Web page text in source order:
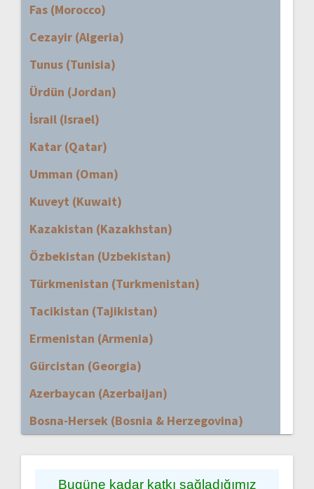
Fas (Morocco)
Cezayir (Algeria)
Tunus (Tunisia)
Ürdün (Jordan)
İsrail (Israel)
Katar (Qatar)
Umman (Oman)
Kuveyt (Kuwait)
Kazakistan (Kazakhstan)
Özbekistan (Uzbekistan)
Türkmenistan (Turkmenistan)
Tacikistan (Tajikistan)
Ermenistan (Armenia)
Gürcistan (Georgia)
Azerbaycan (Azerbaijan)
Bosna-Hersek (Bosnia & Herzegovina)
Bugüne kadar katkı sağladığımız